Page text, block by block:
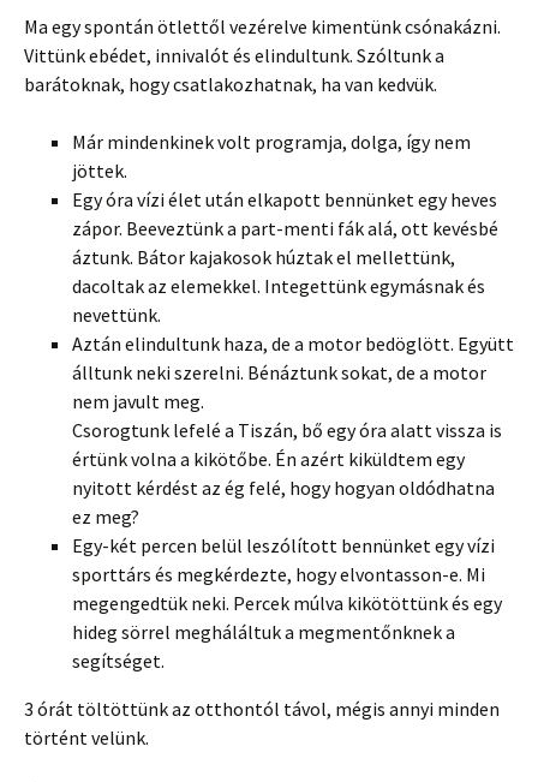
Ma egy spontán ötlettől vezérelve kimentünk csónakázni.
Vittünk ebédet, innivalót és elindultunk. Szóltunk a
barátoknak, hogy csatlakozhatnak, ha van kedvük.
Már mindenkinek volt programja, dolga, így nem
jöttek.
Egy óra vízi élet után elkapott bennünket egy heves
zápor. Beeveztünk a part-menti fák alá, ott kevésbé
áztunk. Bátor kajakosok húztak el mellettünk,
dacoltak az elemekkel. Integettünk egymásnak és
nevettünk.
Aztán elindultunk haza, de a motor bedöglött. Együtt
álltunk neki szerelni. Bénáztunk sokat, de a motor
nem javult meg.
Csorogtunk lefelé a Tiszán, bő egy óra alatt vissza is
értünk volna a kikötőbe. Én azért kiküldtem egy
nyitott kérdést az ég felé, hogy hogyan oldódhatna
ez meg?
Egy-két percen belül leszólított bennünket egy vízi
sporttárs és megkérdezte, hogy elvontasson-e. Mi
megengedtük neki. Percek múlva kikötöttünk és egy
hideg sörrel megháláltuk a megmentőnknek a
segítséget.
3 órát töltöttünk az otthontól távol, mégis annyi minden
történt velünk.